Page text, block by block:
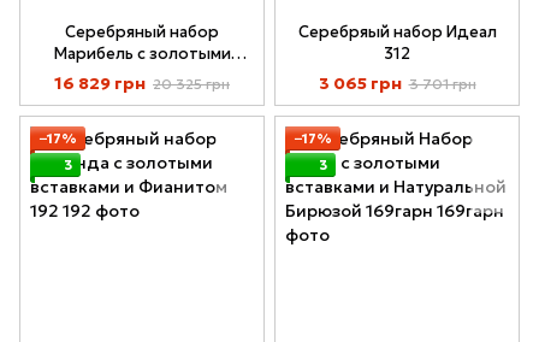
Серебряный набор
Марибель с золотыми
вставками и Розовым
Кварцем 095-10
16 829 грн 20 325 грн
Серебряый набор Идеал
312
3 065 грн 3 701 грн
−17%
3
−17%
3